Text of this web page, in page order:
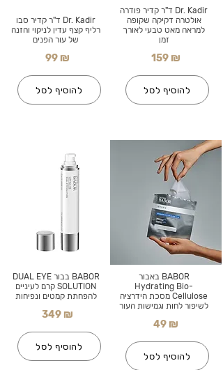
Dr. Kadir ד"ר קדיר סבו
רליף קצף עדין לניקוי והזנה
של עור הפנים
99 ₪
להוסיף לסל
BABOR בבור DUAL EYE
SOLUTION קרם לעיניים
להפחתת קמטים ונפיחות
349 ₪
להוסיף לסל
Dr. Kadir ד"ר קדיר פודרה
אולטרה דקיקה שקופה
למראה מאט טבעי לאורך
זמן
159 ₪
להוסיף לסל
BABOR באבור
Hydrating Bio-
Cellulose מסכת הידרציה
לשיפור לחות וגמישות העור
49 ₪
להוסיף לסל